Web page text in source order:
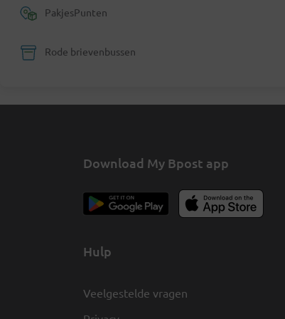
PakjesPunten
Rode brievenbussen
Download My Bpost app
Hulp
Veelgestelde vragen